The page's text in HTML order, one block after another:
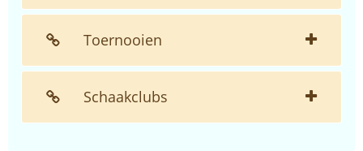
Toernooien
Schaakclubs